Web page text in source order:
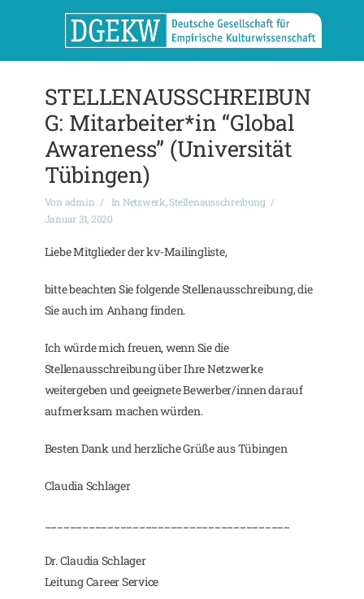
STELLENAUSSCHREIBUN
G: Mitarbeiter*in “Global
Awareness” (Universität
Tübingen)
Von admin In Netzwerk,Stellenausschreibung
Januar 31, 2020
Liebe Mitglieder der kv-Mailingliste,
bitte beachten Sie folgende Stellenausschreibung, die
Sie auch im Anhang finden.
Ich würde mich freuen, wenn Sie die
Stellenausschreibung über Ihre Netzwerke
weitergeben und geeignete Bewerber/innen darauf
aufmerksam machen würden.
Besten Dank und herzliche Grüße aus Tübingen
Claudia Schlager
Dr. Claudia Schlager
Leitung Career Service